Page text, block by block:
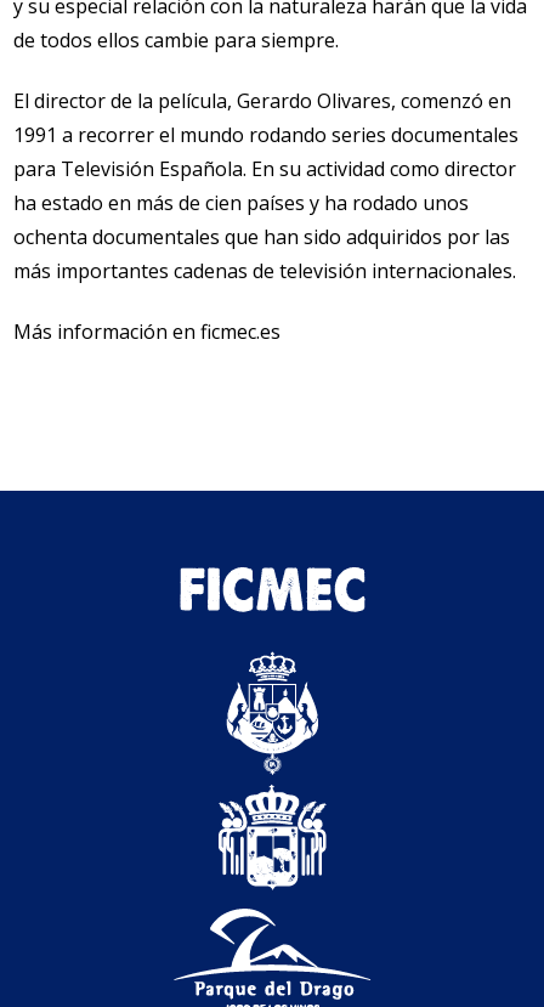
y su especial relación con la naturaleza harán que la vida
de todos ellos cambie para siempre.
El director de la película, Gerardo Olivares, comenzó en
1991 a recorrer el mundo rodando series documentales
para Televisión Española. En su actividad como director
ha estado en más de cien países y ha rodado unos
ochenta documentales que han sido adquiridos por las
más importantes cadenas de televisión internacionales.
Más información en ficmec.es